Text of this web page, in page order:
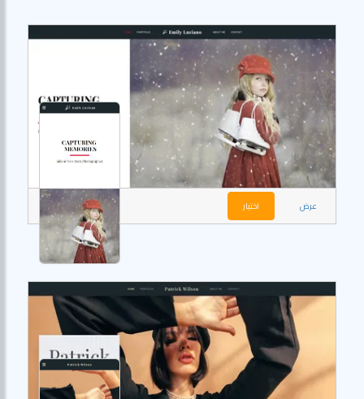
عرض اختيار